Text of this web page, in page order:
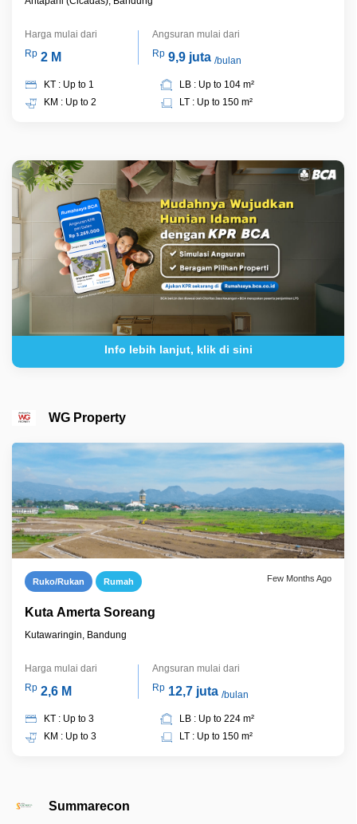
Harga mulai dari
Rp 2 M
Angsuran mulai dari
Rp 9,9 juta /bulan
KT : Up to 1
KM : Up to 2
LB : Up to 104 m²
LT : Up to 150 m²
Info lebih lanjut, klik di sini
WG Property
Ruko/Rukan Rumah Few Months Ago
Kuta Amerta Soreang
Kutawaringin, Bandung
Harga mulai dari
Rp 2,6 M
Angsuran mulai dari
Rp 12,7 juta /bulan
KT : Up to 3
KM : Up to 3
LB : Up to 224 m²
LT : Up to 150 m²
Summarecon